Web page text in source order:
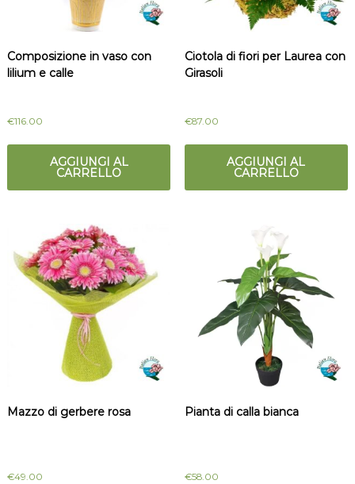
Composizione in vaso con
lilium e calle
€116.00
AGGIUNGI AL
CARRELLO
Ciotola di fiori per Laurea con
Girasoli
€87.00
AGGIUNGI AL
CARRELLO
Mazzo di gerbere rosa
€49.00
Pianta di calla bianca
€58.00